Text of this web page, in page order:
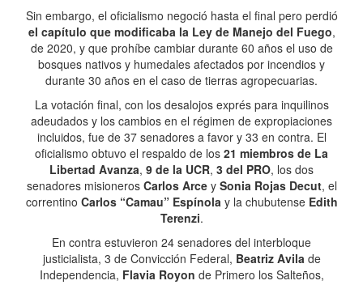
Sin embargo, el oficialismo negoció hasta el final pero perdió
el capítulo que modificaba la Ley de Manejo del Fuego,
de 2020, y que prohíbe cambiar durante 60 años el uso de
bosques nativos y humedales afectados por incendios y
durante 30 años en el caso de tierras agropecuarias.
La votación final, con los desalojos exprés para inquilinos
adeudados y los cambios en el régimen de expropiaciones
incluidos, fue de 37 senadores a favor y 33 en contra. El
oficialismo obtuvo el respaldo de los 21 miembros de La
Libertad Avanza, 9 de la UCR, 3 del PRO, los dos
senadores misioneros Carlos Arcey Sonia Rojas Decut, el
correntino Carlos “Camau” Espínolay la chubutense Edith
Terenzi.
En contra estuvieron 24 senadores del interbloque
justicialista, 3 de Convicción Federal, Beatriz Avila de
Independencia, Flavia Royon de Primero los Salteños,